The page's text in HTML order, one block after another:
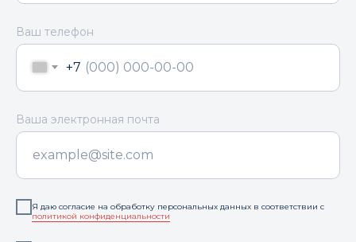
Ваш телефон
+7
Ваша электронная почта
Я даю согласие на обработку персональных данных в соответствии с
политикой конфиденциальности